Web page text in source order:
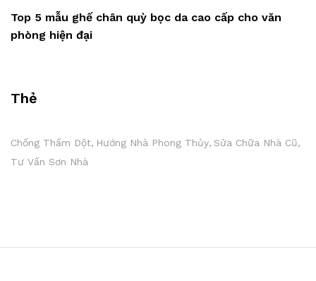
Top 5 mẫu ghế chân quỳ bọc da cao cấp cho văn
phòng hiện đại
Thẻ
Chống Thấm Dột Hướng Nhà Phong Thủy Sửa Chữa Nhà Cũ
Tư Vấn Sơn Nhà